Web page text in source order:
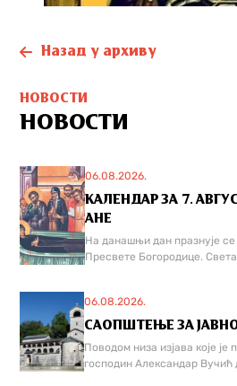
Назад у архиву
НОВОСТИ
НОВОСТИ
06.08.2026.
КАЛЕНДАР ЗА 7.
АНЕ
На данашњи дан празнује се
Пресвете Богородице. Света
06.08.2026.
САОПШТЕЊЕ ЗА
Поводом низа изјава које је
господин Александар Вучић